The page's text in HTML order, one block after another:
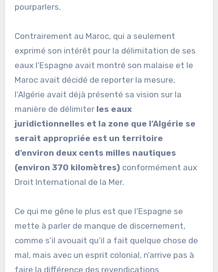
pourparlers.
Contrairement au Maroc, qui a seulement
exprimé son intérêt pour la délimitation de ses
eaux l’Espagne avait montré son malaise et le
Maroc avait décidé de reporter la mesure,
l’Algérie avait déjà présenté sa vision sur la
manière de délimiterles eaux
juridictionnelles et la zone que l’Algérie se
serait appropriée est un territoire
d’environ deux cents milles nautiques
(environ 370 kilomètres) conformément aux
Droit International de la Mer.
Ce qui me gêne le plus est que l’Espagne se
mette à parler de manque de discernement,
comme s’il avouait qu’il a fait quelque chose de
mal, mais avec un esprit colonial, n’arrive pas à
faire la différence des revendications